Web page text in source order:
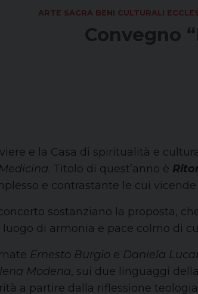
ARTE SACRA BENI CULTURALI
Convegno
e la Casa di spiritualità e
. Titolo di quest’anno è
e contrastante le cui
sostanziano la proposta,
luogo di armonia e pace colmo di
Ernesto Burgio e Daniela
Modena, sui due linguaggi
a partire dalla riflessione